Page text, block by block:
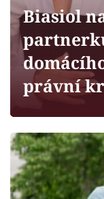
Sledujte
Filmový
Mámy sobě
Přihlášení
Biasiol
právní